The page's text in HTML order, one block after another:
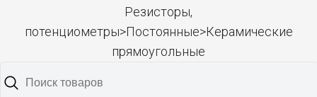
Резисторы,
потенциометры>Постоянные>Керамические
прямоугольные